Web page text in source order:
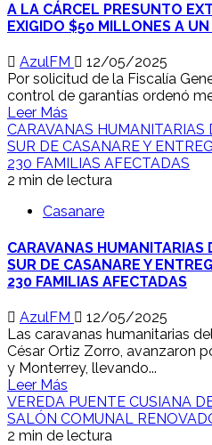
A LA CÁRCEL PRESUNTO
EXIGIDO $50 MILLONES A
AzulFM
12/05/2025
Por solicitud de la Fiscalía
control de garantías ordenó
Leer Más
CARAVANAS HUMANITARIAS
SUR DE CASANARE Y
230 FAMILIAS AFECTADAS
2 min de lectura
Casanare
CARAVANAS HUMANITARIAS
SUR DE CASANARE Y
230 FAMILIAS AFECTADAS
AzulFM
12/05/2025
Las caravanas humanitarias
César Ortiz Zorro, avanzaron
y Monterrey, llevando...
Leer Más
VEREDA PUENTE CUSIANA
SALÓN COMUNAL
2 min de lectura